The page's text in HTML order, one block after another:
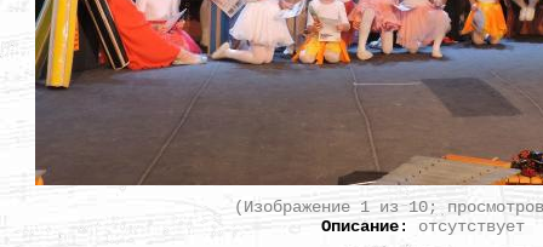
(Изображение 1 из 10;
Описание: отсутствует